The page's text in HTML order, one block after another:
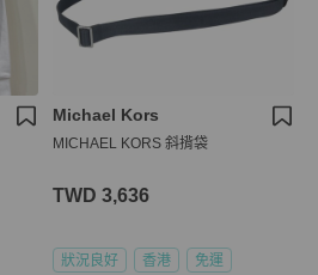
Michael Kors
MICHAEL KORS 斜揹袋
TWD 3,636
狀況良好 香港 免運